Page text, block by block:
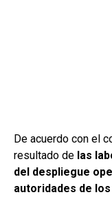
De acuerdo con el
resultado de las
del despliegue
autoridades de